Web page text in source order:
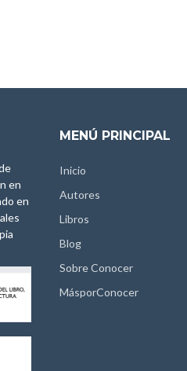
en
en
MENÚ PRINCIPAL
Inicio
Autores
Libros
Blog
Sobre Conocer
MásporConocer